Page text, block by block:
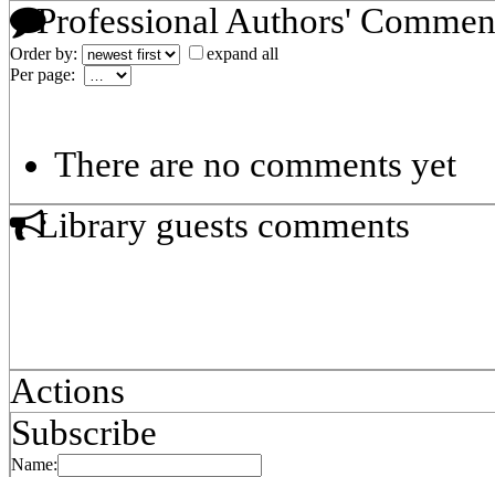
Professional Authors'
Order by:
expand all
Per page:
There are no comments yet
Library guests comments
Actions
Subscribe
Name: